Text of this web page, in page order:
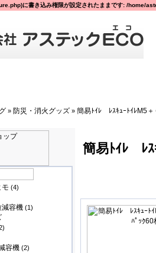
に書き込み権限が設定されたままです: /
» 防災・消火グッズ » 簡易ﾄｲﾚ ﾚｽｷｭｰﾄｲﾚM5＋
モ (4)
容機 (1)
容機 (2)
簡易ﾄｲﾚ ﾚｽ